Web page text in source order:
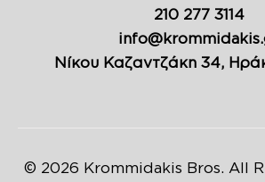
210 277 3114
Νίκου Καζαντζάκη 34,
© 2026 Krommidakis Bros. All